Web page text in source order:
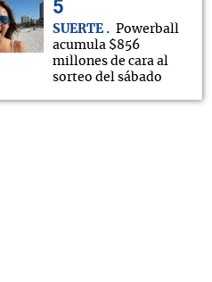
SUERTE
Powerball
acumula $856
millones de cara al
sorteo del sábado